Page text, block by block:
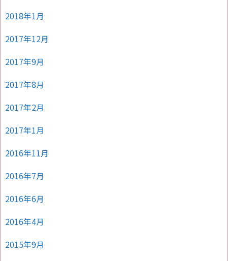
2018年1月
2017年12月
2017年9月
2017年8月
2017年2月
2017年1月
2016年11月
2016年7月
2016年6月
2016年4月
2015年9月